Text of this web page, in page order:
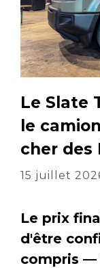
Le Slate
le
cher des
15 juillet
Le prix
d'être
compris —